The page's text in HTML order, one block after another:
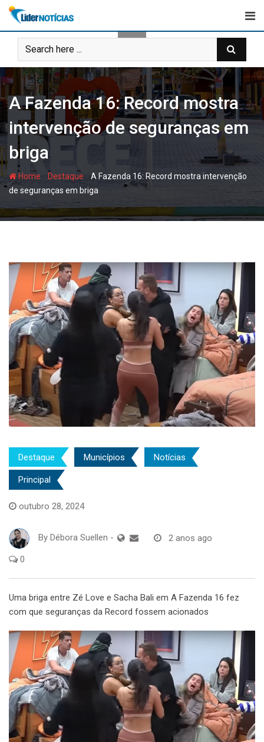
Skip
content
A Fazenda 16: Record mostra
intervenção de seguranças em
briga
Home - Destaque -A Fazenda 16: Record mostra intervenção
de seguranças em briga
Destaque Municípios Notícias
Principal
outubro 28, 2024
By Débora Suellen - 2 anos ago
0
Uma briga entre Zé Love e Sacha Bali em A Fazenda 16 fez
com que seguranças da Record fossem acionados